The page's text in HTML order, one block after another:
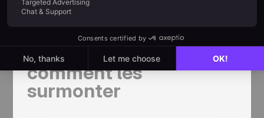
Essayer le générateur de scripts d'appels
gratuitement
Les défis courants et
comment les
surmonter